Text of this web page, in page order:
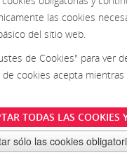
las cookies
del sitio web.
de Cookies" para ver
cookies acepta
TODAS LAS COOKIES
sólo las cookies
Motores
gama para